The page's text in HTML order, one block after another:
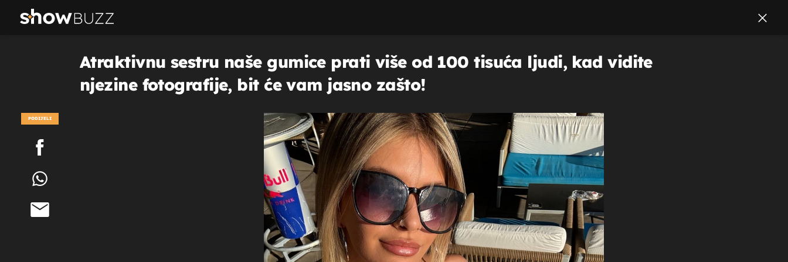
Atraktivnu sestru naše gumice prati više od 100 tisuća ljudi, kad vidite
njezine fotografije, bit će vam jasno zašto!
PODIJELI